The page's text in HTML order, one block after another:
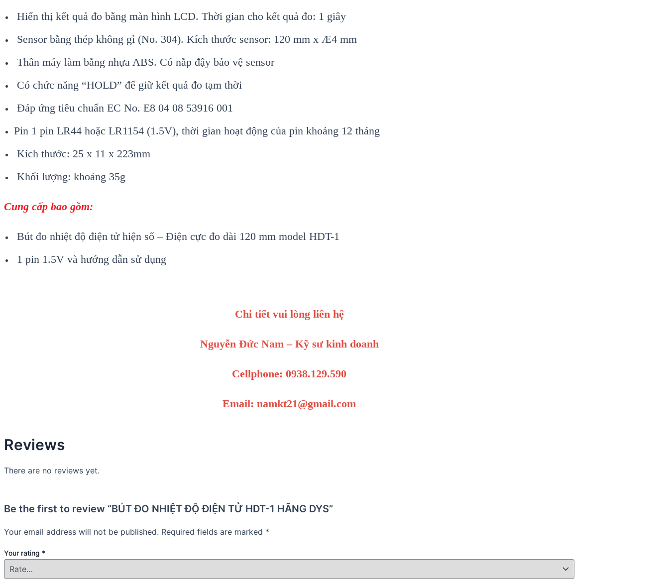
Hiển thị kết quả đo bằng màn hình LCD. Thời gian cho kết quả đo: 1 giây
Sensor bằng thép không gỉ (No. 304). Kích thước sensor: 120 mm x Æ4 mm
Thân máy làm bằng nhựa ABS. Có nắp đậy bảo vệ sensor
Có chức năng “HOLD” để giữ kết quả đo tạm thời
Đáp ứng tiêu chuẩn EC No. E8 04 08 53916 001
Pin 1 pin LR44 hoặc LR1154 (1.5V), thời gian hoạt động của pin khoảng 12 tháng
Kích thước: 25 x 11 x 223mm
Khối lượng: khoảng 35g
Cung cấp bao gồm:
Bút đo nhiệt độ điện tử hiện số – Điện cực đo dài 120 mm model HDT-1
1 pin 1.5V và hướng dẫn sử dụng
Chi tiết vui lòng liên hệ
Nguyễn Đức Nam – Kỹ sư kinh doanh
Cellphone: 0938.129.590
Email: namkt21@gmail.com
Reviews
There are no reviews yet.
Be the first to review “BÚT ĐO NHIỆT ĐỘ ĐIỆN TỬ HDT-1 HÃNG DYS”
Your email address will not be published. Required fields are marked *
Your rating *